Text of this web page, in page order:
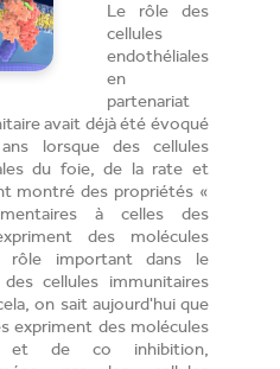
Le rôle des
cellules
endothéliales
en
partenariat
avait déjà été évoqué
lorsque des cellules
du foie, de la rate et
montré des propriétés «
à celles des
des molécules
rôle important dans le
cellules immunitaires
on sait aujourd'hui que
expriment des molécules
et de co inhibition,